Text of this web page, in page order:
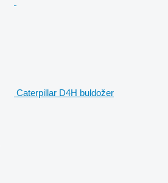
Caterpillar D4H buldožer